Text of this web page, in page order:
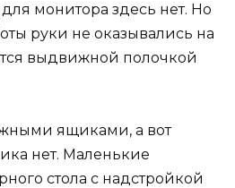
монитора здесь нет. Но
руки не оказывались на
выдвижной полочкой
ящиками, а вот
нет. Маленькие
стола с надстройкой